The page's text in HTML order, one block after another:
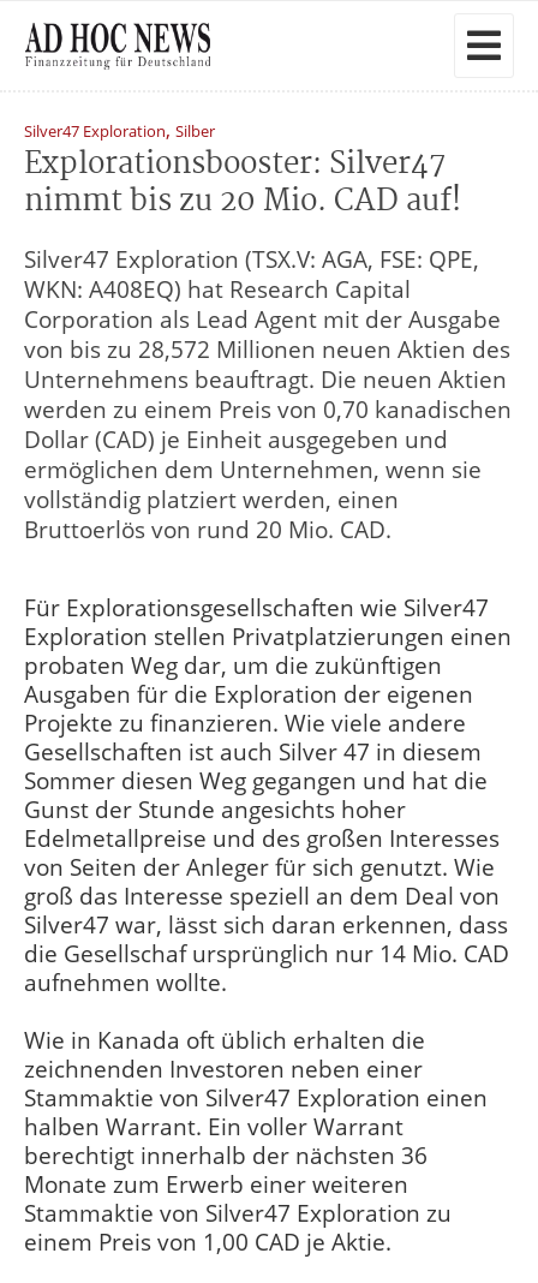
Silver47 Exploration, Silber
Explorationsbooster: Silver47
nimmt bis zu 20 Mio. CAD auf!
Silver47 Exploration (TSX.V: AGA, FSE: QPE,
WKN: A408EQ) hat Research Capital
Corporation als Lead Agent mit der Ausgabe
von bis zu 28,572 Millionen neuen Aktien des
Unternehmens beauftragt. Die neuen Aktien
werden zu einem Preis von 0,70 kanadischen
Dollar (CAD) je Einheit ausgegeben und
ermöglichen dem Unternehmen, wenn sie
vollständig platziert werden, einen
Bruttoerlös von rund 20 Mio. CAD.
Für Explorationsgesellschaften wie Silver47
Exploration stellen Privatplatzierungen einen
probaten Weg dar, um die zukünftigen
Ausgaben für die Exploration der eigenen
Projekte zu finanzieren. Wie viele andere
Gesellschaften ist auch Silver 47 in diesem
Sommer diesen Weg gegangen und hat die
Gunst der Stunde angesichts hoher
Edelmetallpreise und des großen Interesses
von Seiten der Anleger für sich genutzt. Wie
groß das Interesse speziell an dem Deal von
Silver47 war, lässt sich daran erkennen, dass
die Gesellschaf ursprünglich nur 14 Mio. CAD
aufnehmen wollte.
Wie in Kanada oft üblich erhalten die
zeichnenden Investoren neben einer
Stammaktie von Silver47 Exploration einen
halben Warrant. Ein voller Warrant
berechtigt innerhalb der nächsten 36
Monate zum Erwerb einer weiteren
Stammaktie von Silver47 Exploration zu
einem Preis von 1,00 CAD je Aktie.